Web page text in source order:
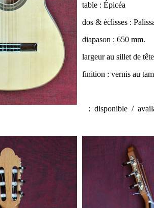
table : Épicéa
dos & éclisses :
diapason : 650 mm.
largeur au sillet de
finition : vernis au
: disponible /